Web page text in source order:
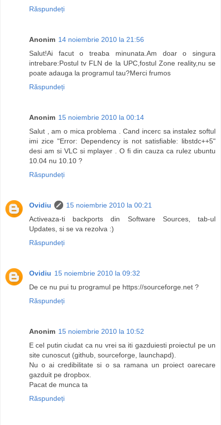
Răspundeți
Anonim 14 noiembrie 2010 la 21:56
Salut!Ai facut o treaba minunata.Am doar o singura
intrebare:Postul tv FLN de la UPC,fostul Zone reality,nu se
poate adauga la programul tau?Merci frumos
Răspundeți
Anonim 15 noiembrie 2010 la 00:14
Salut , am o mica problema . Cand incerc sa instalez softul
imi zice "Error: Dependency is not satisfiable: libstdc++5"
desi am si VLC si mplayer . O fi din cauza ca rulez ubuntu
10.04 nu 10.10 ?
Răspundeți
Ovidiu
15 noiembrie 2010 la 00:21
Activeaza-ti backports din Software Sources, tab-ul
Updates, si se va rezolva :)
Răspundeți
Ovidiu 15 noiembrie 2010 la 09:32
De ce nu pui tu programul pe https://sourceforge.net ?
Răspundeți
Anonim 15 noiembrie 2010 la 10:52
E cel putin ciudat ca nu vrei sa iti gazduiesti proiectul pe un
site cunoscut (github, sourceforge, launchapd).
Nu o ai credibilitate si o sa ramana un proiect oarecare
gazduit pe dropbox.
Pacat de munca ta
Răspundeți